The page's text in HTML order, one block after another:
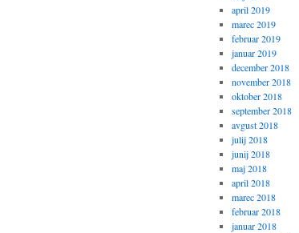
april 2019
marec 2019
februar 2019
januar 2019
december 2018
november 2018
oktober 2018
september 2018
avgust 2018
julij 2018
junij 2018
maj 2018
april 2018
marec 2018
februar 2018
januar 2018